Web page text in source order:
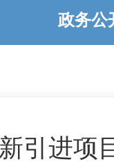
政务公
引进项